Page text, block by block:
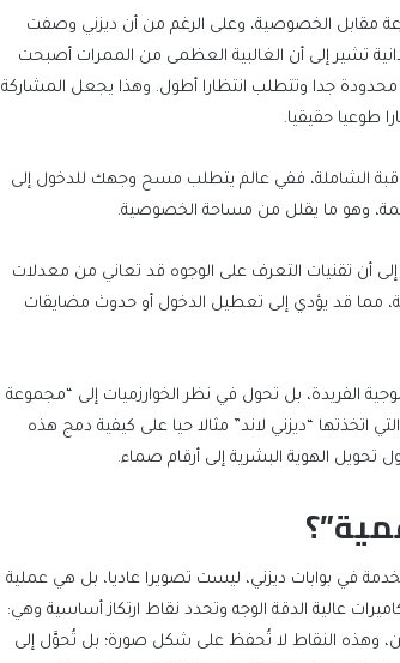
مقابل الخصوصية، وعلى الرغم من أن ديزني وصفت
تشير إلى أن الغالبية العظمى من الممرات أصبحت
محدودة جدا وتتطلب انتظارا أطول. وهذا يجعل المشاركة
طوعيا حقيقيا.
الشاملة، ففي عالم يتطلب مسح وجهك للدخول إلى
وهو ما يقلل من مساحة الخصوصية.
أن تقنيات التعرف على الوجوه قد تعاني من معدلات
مما قد يؤدي إلى تعطيل الدخول أو حدوث مضايقات
الفريدة، بل تحول في نظر الخوارزميات إلى “مجموعة
اتخذتها “ديزني لاند” مثالا حيا على كيفية دمج هذه
تحويل الهوية البشرية إلى أرقام صماء.
في بوابات ديزني، ليست تصويرا عاديا، بل هي عملية
عالية الدقة الوجه وتحدد نقاط ارتكاز أساسية وهي:
وهذه النقاط لا تُحفظ على شكل صورة؛ بل تُحوَّل إلى